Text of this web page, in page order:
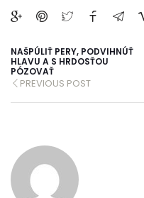
NAŠPÚLIŤ PERY, PODVIHNÚŤ
HLAVU A S HRDOSŤOU
PÓZOVAŤ
PREVIOUS POST